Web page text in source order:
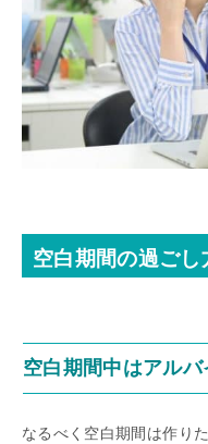
空白期間の過ご
空白期間中はアル
なるべく空白期間は作り